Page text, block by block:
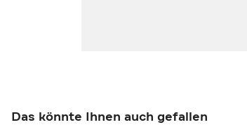
Das könnte Ihnen auch gefallen